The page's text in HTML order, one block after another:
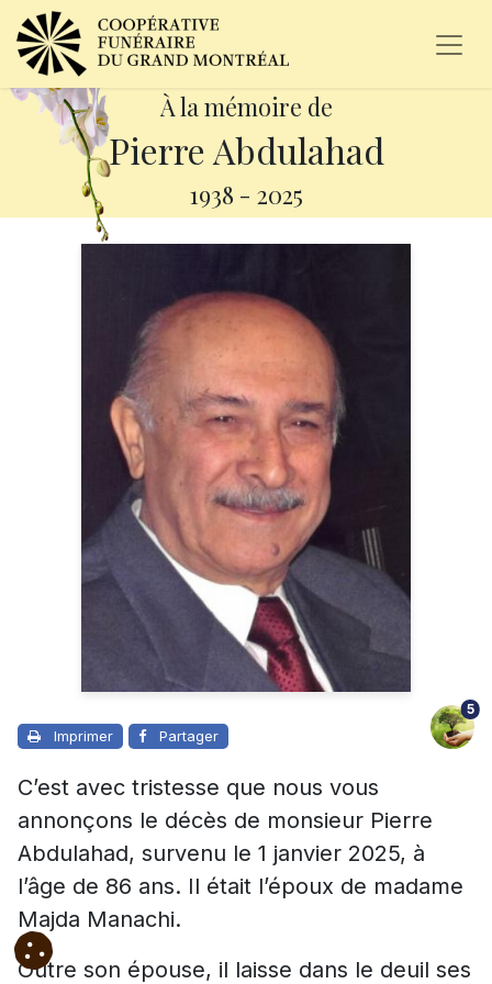
À la mémoire de
Pierre Abdulahad
1938 - 2025
Imprimer Partager
5
C’est avec tristesse que nous vous
annonçons le décès de monsieur Pierre
Abdulahad, survenu le 1 janvier 2025, à
l’âge de 86 ans. Il était l’époux de madame
Majda Manachi.
Outre son épouse, il laisse dans le deuil ses